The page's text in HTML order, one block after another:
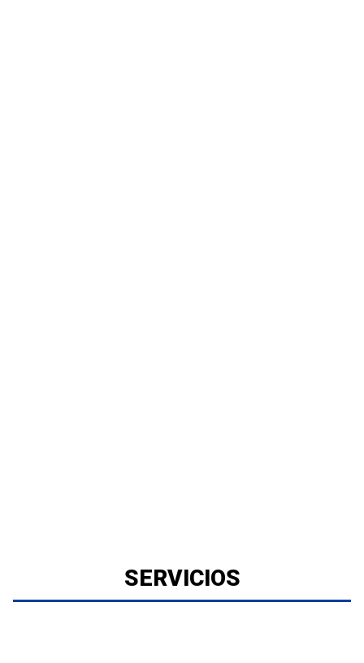
SERVICIOS